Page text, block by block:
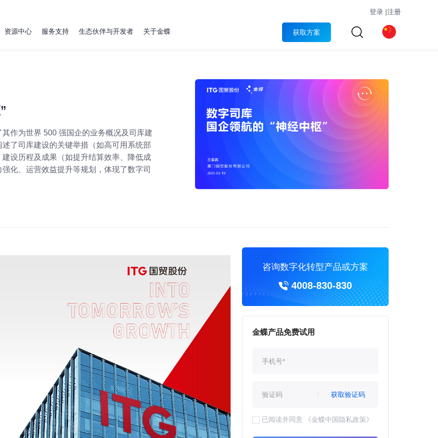
登录 |注册
资源中心 服务支持 生态伙伴与开发者 关于金蝶 获取方案
作为世界 500 强国企的业务概况及司库建
了司库建设的关键举措（如高可用系统部
设历程及成果（如提升结算效率、降低成
化、运营效益提升等规划，体现了数字司
咨询数字化转型产品或方案
4008-830-830
金蝶产品免费试用
获取验证码
已阅读并同意 《金蝶中国隐私政策》